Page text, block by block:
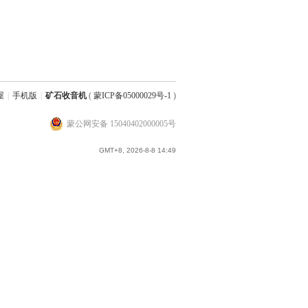
手机版 矿石收音机( 蒙ICP备05000029号-1 )
蒙公网安备 15040402000005号
GMT+8, 2026-8-8 14:49